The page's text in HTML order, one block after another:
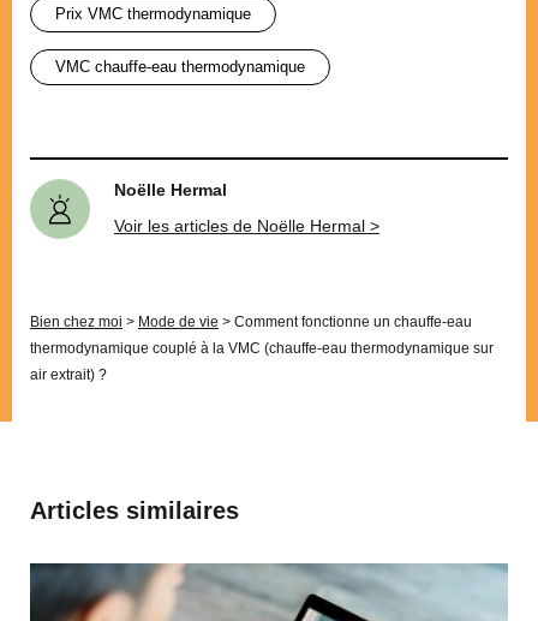
prix VMC thermodynamique
VMC chauffe-eau thermodynamique
Noëlle Hermal
Voir les articles de Noëlle Hermal >
Bien chez moi > Mode de vie > Comment fonctionne un chauffe-eau
thermodynamique couplé à la VMC (chauffe-eau thermodynamique sur
air extrait) ?
Articles similaires